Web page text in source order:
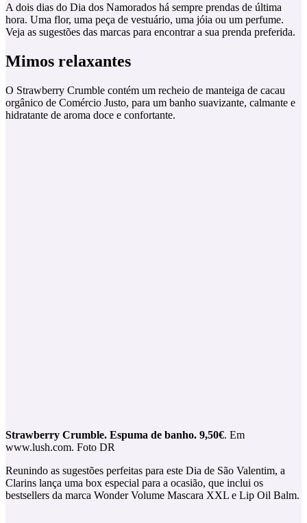
A dois dias do Dia dos Namorados há sempre prendas de última
hora. Uma flor, uma peça de vestuário, uma jóia ou um perfume.
Veja as sugestões das marcas para encontrar a sua prenda preferida.
Mimos relaxantes
O Strawberry Crumble contém um recheio de manteiga de cacau
orgânico de Comércio Justo, para um banho suavizante, calmante e
hidratante de aroma doce e confortante.
Strawberry Crumble. Espuma de banho. 9,50€. Em
www.lush.com. Foto DR
Reunindo as sugestões perfeitas para este Dia de São Valentim, a
Clarins lança uma box especial para a ocasião, que inclui os
bestsellers da marca Wonder Volume Mascara XXL e Lip Oil Balm.